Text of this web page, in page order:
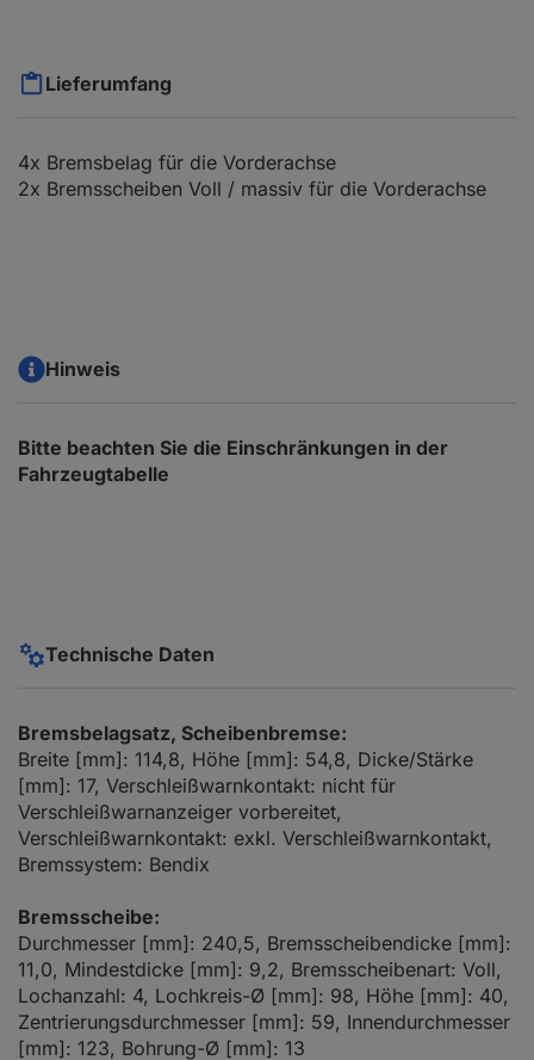
Lieferumfang
4x Bremsbelag für die Vorderachse
2x Bremsscheiben Voll / massiv für die Vorderachse
Hinweis
Bitte beachten Sie die Einschränkungen in der
Fahrzeugtabelle
Technische Daten
Bremsbelagsatz, Scheibenbremse:
Breite [mm]: 114,8, Höhe [mm]: 54,8, Dicke/Stärke
[mm]: 17, Verschleißwarnkontakt: nicht für
Verschleißwarnanzeiger vorbereitet,
Verschleißwarnkontakt: exkl. Verschleißwarnkontakt,
Bremssystem: Bendix
Bremsscheibe:
Durchmesser [mm]: 240,5, Bremsscheibendicke [mm]:
11,0, Mindestdicke [mm]: 9,2, Bremsscheibenart: Voll,
Lochanzahl: 4, Lochkreis-Ø [mm]: 98, Höhe [mm]: 40,
Zentrierungsdurchmesser [mm]: 59, Innendurchmesser
[mm]: 123, Bohrung-Ø [mm]: 13